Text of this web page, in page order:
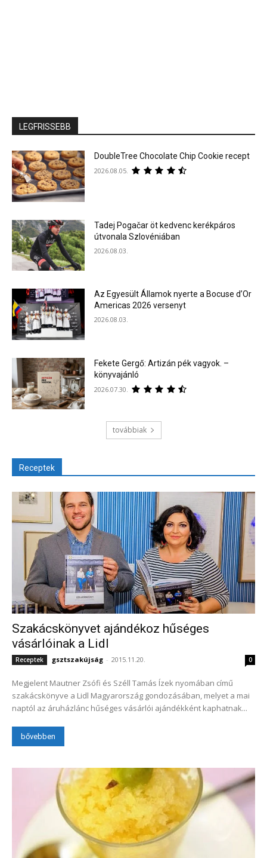
LEGFRISSEBB
DoubleTree Chocolate Chip Cookie recept
2026.08.05.
Tadej Pogačar öt kedvenc kerékpáros
útvonala Szlovéniában
2026.08.03.
Az Egyesült Államok nyerte a Bocuse d’Or
Americas 2026 versenyt
2026.08.03.
Fekete Gergő: Artizán pék vagyok. –
könyvajánló
2026.07.30.
továbbiak
Receptek
Szakácskönyvet ajándékoz hűséges
vásárlóinak a Lidl
Receptek gsztszakújság - 2015.11.20. 0
Megjelent Mautner Zsófi és Széll Tamás Ízek nyomában című
szakácskönyve a Lidl Magyarország gondozásában, melyet a mai
naptól az áruházlánc hűséges vásárlói ajándékként kaphatnak...
bővebben